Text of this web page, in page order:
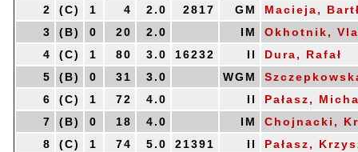
2
(C) 1 4 2.0 2817 GM
Macieja,
3
(B) 0 20 2.0 IM
Okhotnik,
4
(C) 1 80 3.0 16232 II
Dura, Rafał
5
(B) 0 31 3.0 WGM
6
(C) 1 72 4.0 II
Pałasz,
7
(B) 0 18 4.0 IM
Chojnacki,
8
(C) 1 74 5.0 21391 II
Pałasz,